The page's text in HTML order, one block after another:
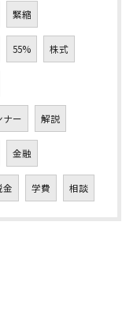
緊縮
55% 株式
ナー 解説
金融
金 学費 相談